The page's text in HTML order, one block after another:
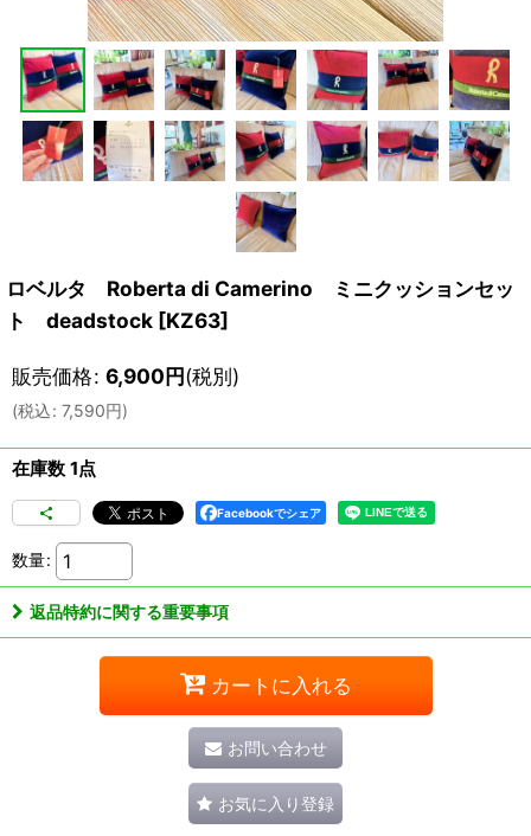
ロベルタ Roberta di Camerino ミニクッションセッ
ト deadstock [KZ63]
販売価格: 6,900円(税別)
(税込: 7,590円)
在庫数 1点
Facebookでシェア
数量:
返品特約に関する重要事項
カートに入れる
お問い合わせ
お気に入り登録